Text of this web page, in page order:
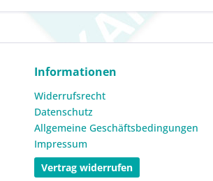
Informationen
Widerrufsrecht
Datenschutz
Allgemeine Geschäftsbedingungen
Impressum
Vertrag widerrufen